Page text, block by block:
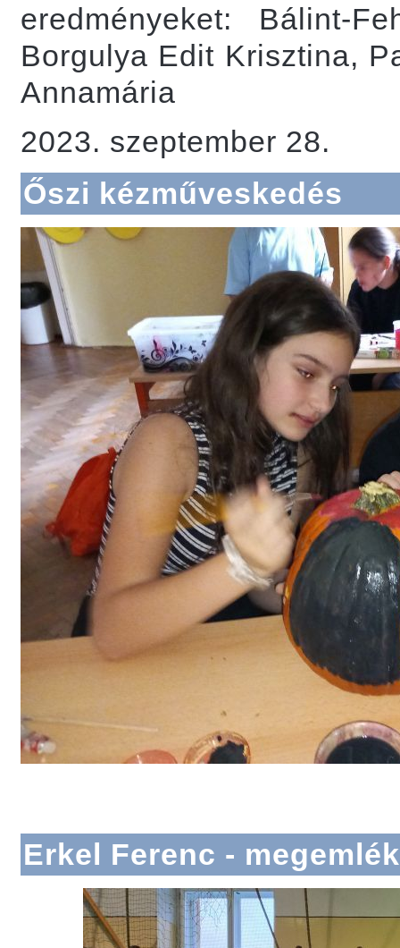
eredményeket: Bálint-
Borgulya Edit Krisztina,
Annamária
2023. szeptember 28.
Őszi kézműveskedés
Erkel Ferenc -